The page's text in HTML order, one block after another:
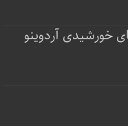
خورشیدی آردوینو